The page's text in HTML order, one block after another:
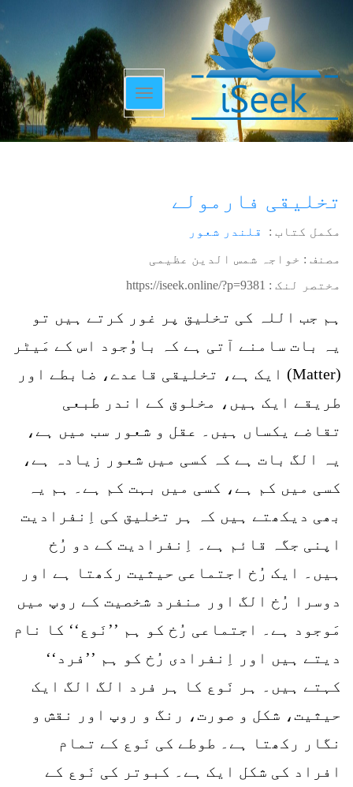
Toggle
navigation
تخلیقی فارمولے
مکمل کتاب : قلندر شعور
مصنف : خواجہ شمس الدین عظیمی
مختصر لنک : https://iseek.online/?p=9381
ہم جب اللہ کی تخلیق پر غور کرتے ہیں تو
یہ بات سامنے آتی ہے کہ باوُجود اس کے مَیٹر
(Matter) ایک ہے، تخلیقی قاعدے، ضابطے اور
طریقے ایک ہیں، مخلوق کے اندر طبعی
تقاضے یکساں ہیں۔ عقل و شعور سب میں ہے،
یہ الگ بات ہے کہ کسی میں شعور زیادہ ہے،
کسی میں کم ہے، کسی میں بہت کم ہے۔ ہم یہ
بھی دیکھتے ہیں کہ ہر تخلیق کی اِنفرادیت
اپنی جگہ قائم ہے۔ اِنفرادیت کے دو رُخ
ہیں۔ ایک رُخ اجتماعی حیثیت رکھتا ہے اور
دوسرا رُخ الگ اور منفرد شخصیت کے روپ میں
مَوجود ہے۔ اجتماعی رُخ کو ہم ’’نَوع‘‘ کا نام
دیتے ہیں اور اِنفرادی رُخ کو ہم ’’فرد‘‘
کہتے ہیں۔ ہر نَوع کا ہر فرد الگ الگ ایک
حیثیت، شکل و صورت، رنگ و روپ اور نقش و
نگار رکھتا ہے۔ طوطے کی نَوع کے تمام
افراد کی شکل ایک ہے۔ کبوتر کی نَوع کے